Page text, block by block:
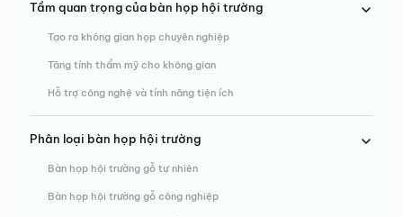
Tầm quan trọng của bàn họp hội trường
Tạo ra không gian họp chuyên nghiệp
Tăng tính thẩm mỹ cho không gian
Hỗ trợ công nghệ và tính năng tiện ích
Phân loại bàn họp hội trường
Bàn họp hội trường gỗ tự nhiên
Bàn họp hội trường gỗ công nghiệp